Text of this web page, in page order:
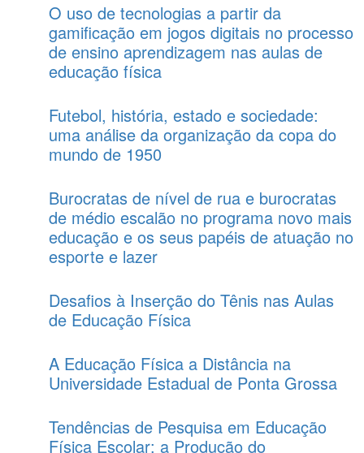
O uso de tecnologias a partir da
gamificação em jogos digitais no processo
de ensino aprendizagem nas aulas de
educação física
Futebol, história, estado e sociedade:
uma análise da organização da copa do
mundo de 1950
Burocratas de nível de rua e burocratas
de médio escalão no programa novo mais
educação e os seus papéis de atuação no
esporte e lazer
Desafios à Inserção do Tênis nas Aulas
de Educação Física
A Educação Física a Distância na
Universidade Estadual de Ponta Grossa
Tendências de Pesquisa em Educação
Física Escolar: a Produção do